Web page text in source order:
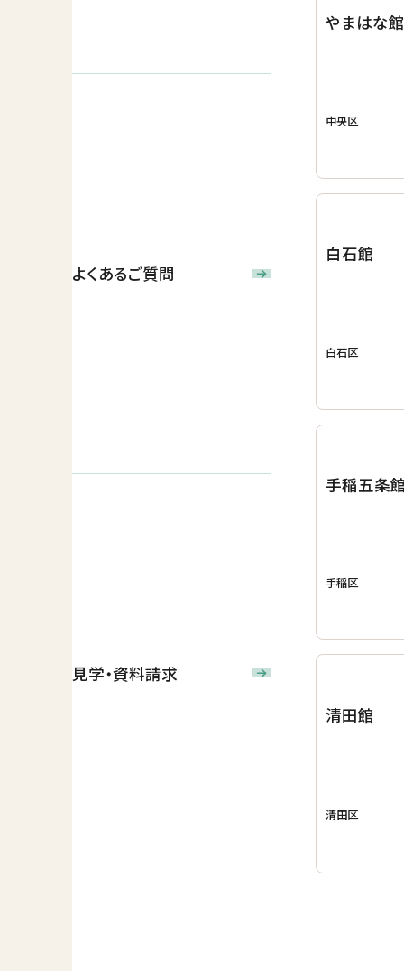
よくあるご質問
見学・資料請求
やまはな
中央区
白石館
白石区
手稲五条
手稲区
清田館
清田区